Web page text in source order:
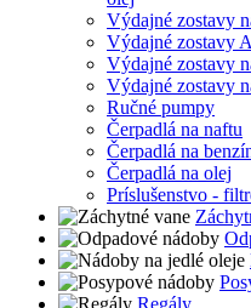
Výdajné zostavy
Výdajné zostavy
Výdajné zostavy
Výdajné zostavy
Ručné pumpy
Čerpadlá na naftu
Čerpadlá na
Čerpadlá na olej
Príslušenstvo -
Regály